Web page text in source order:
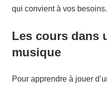
qui convient à vos besoins.
Les cours dans
musique
Pour apprendre à jouer